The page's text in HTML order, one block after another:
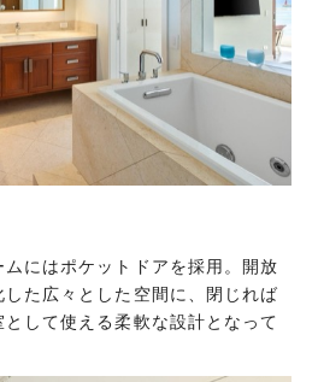
にはポケットドアを採用。開放
た広々とした空間に、閉じれば
して使える柔軟な設計となって